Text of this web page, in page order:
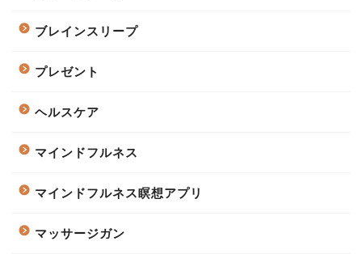
ブレインスリープ
プレゼント
ヘルスケア
マインドフルネス
マインドフルネス瞑想アプリ
マッサージガン